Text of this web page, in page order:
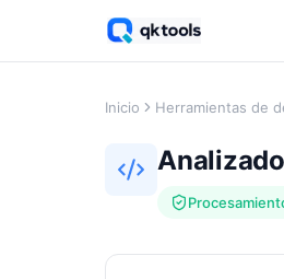
Inicio Herramientas de